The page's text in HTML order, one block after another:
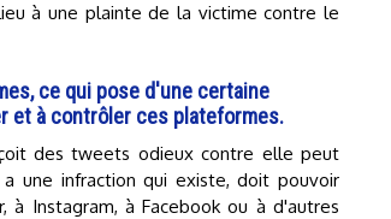
à une plainte de la victime contre le
ce qui pose d'une certaine
et à contrôler ces plateformes.
des tweets odieux contre elle peut
une infraction qui existe, doit pouvoir
Instagram, à Facebook ou à d'autres